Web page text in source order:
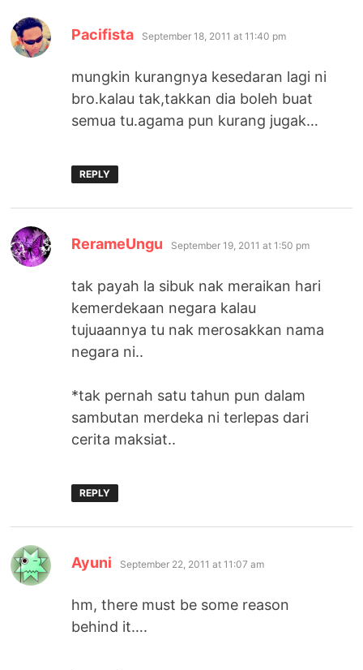
Pacifista says:
September 18, 2011 at 11:40 pm
mungkin kurangnya kesedaran lagi ni
bro.kalau tak,takkan dia boleh buat
semua tu.agama pun kurang jugak…
REPLY
RerameUngu says:
September 19, 2011 at 1:50 pm
tak payah la sibuk nak meraikan hari
kemerdekaan negara kalau
tujuaannya tu nak merosakkan nama
negara ni..
*tak pernah satu tahun pun dalam
sambutan merdeka ni terlepas dari
cerita maksiat..
REPLY
Ayuni says:
September 22, 2011 at 11:07 am
hm, there must be some reason
behind it….